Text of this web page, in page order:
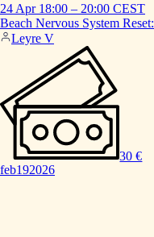
24 Apr 18:00 – 20:00 CEST
Beach Nervous System Reset:
Leyre V
30 €
feb192026